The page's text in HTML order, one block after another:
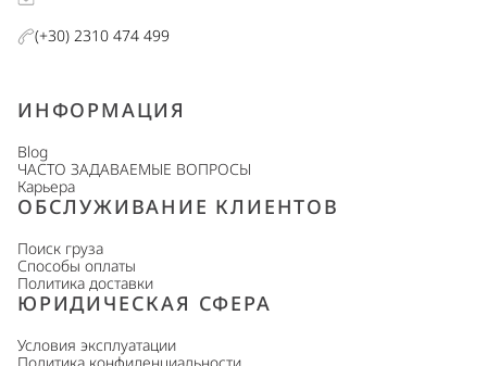
(+30) 2310 474 499
ИНФОРМАЦИЯ
Blog
ЧАСТО ЗАДАВАЕМЫЕ ВОПРОСЫ
Карьера
ОБСЛУЖИВАНИЕ КЛИЕНТОВ
Поиск груза
Способы оплаты
Политика доставки
ЮРИДИЧЕСКАЯ СФЕРА
Условия эксплуатации